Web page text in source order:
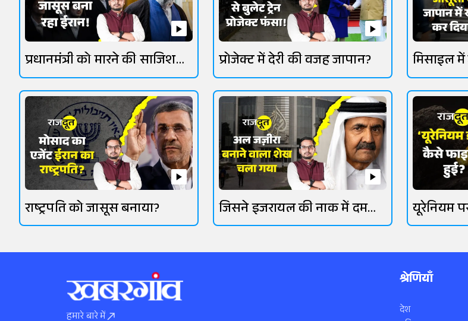
प्रधानमंत्री को मारने की साजिश
पकड़ी गई?
प्रोजेक्ट में देरी की वजह जापान?
मिसाइल
गई
राष्ट्रपति को जासूस बनाया?
जिसने इजरायल की नाक में दम
किया
यूरेनियम
हमारे बारे में
श्रेणियाँ
देश